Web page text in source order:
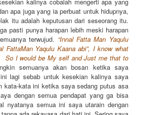
apa juga yang ia perbuat untuk hidupnya,
itu adalah keputusan dari seseorang itu.
pasti punya harapan lebih meski harapan
terwujud. “Innal Fatta Man Yaqulu
FattaMan Yaqulu Kaana abi”, I know what
So I would be My self and Just me that to
semuanya akan bosan ketika saya
lagi sebab untuk kesekian kalinya saya
kata-kata ini ketika saya sedang putus asa
dengan semua pendapat yang ga bisa
nyatanya semua ini saya utarain dengan